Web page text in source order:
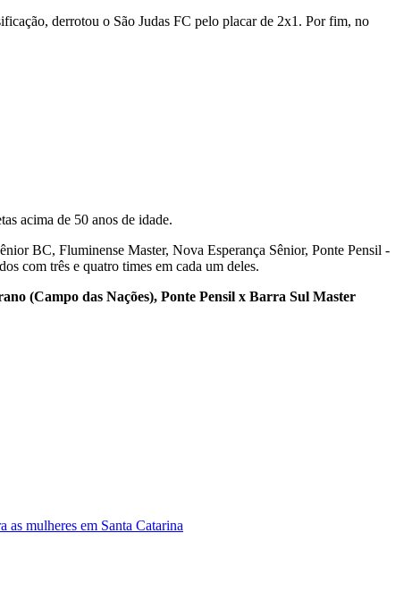
derrotou o São Judas FC pelo placar de 2x1. Por fim, no
acima de 50 anos de idade.
BC, Fluminense Master, Nova Esperança Sênior, Ponte Pensil -
com três e quatro times em cada um deles.
(Campo das Nações), Ponte Pensil x Barra Sul Master